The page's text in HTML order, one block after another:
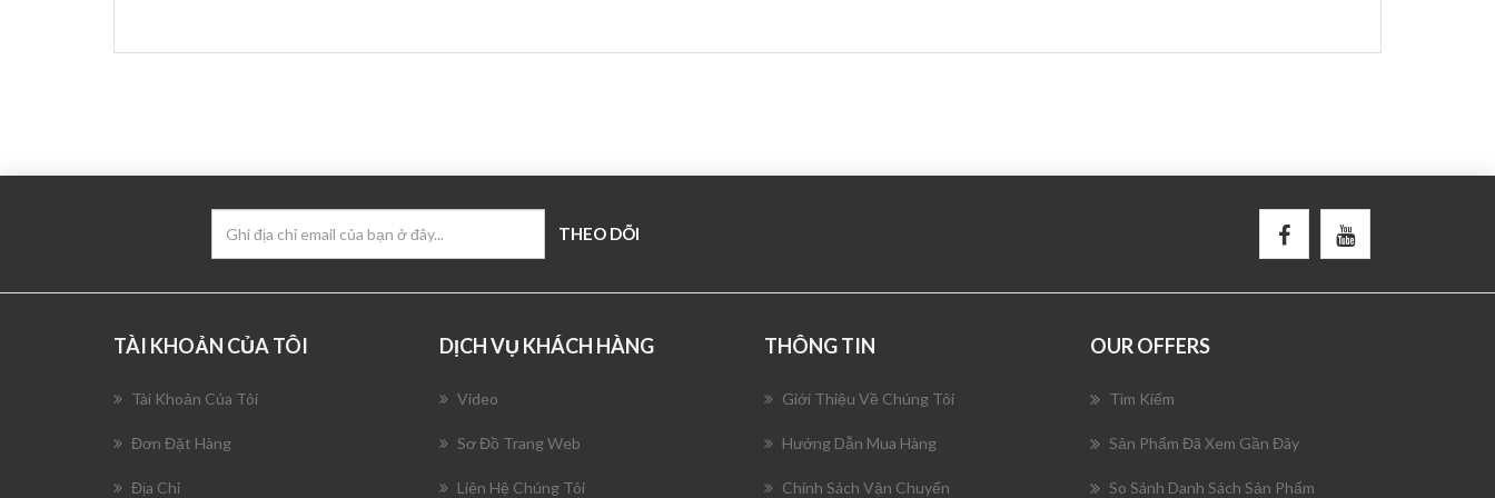
TÀI KHOẢN CỦA TÔI
Tài Khoản Của Tôi
Đơn Đặt Hàng
Địa Chỉ
DỊCH VỤ KHÁCH HÀNG
Video
Sơ Đồ Trang Web
Liên Hệ Chúng Tôi
THÔNG TIN
Giới Thiệu Về Chúng Tôi
Hướng Dẫn Mua Hàng
Chính Sách Vận Chuyển
OUR OFFERS
Tìm Kiếm
Sản Phẩm Đã Xem Gần Đây
So Sánh Danh Sách Sản Phẩm